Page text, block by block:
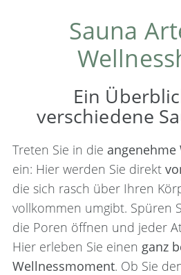
Sauna
Ein
verschiedene
Treten Sie in die angenehme
ein: Hier werden Sie direkt
die sich rasch über Ihren
vollkommen umgibt. Spüren
die Poren öffnen und jeder
Hier erleben Sie einen ganz
Wellnessmoment. Ob Sie